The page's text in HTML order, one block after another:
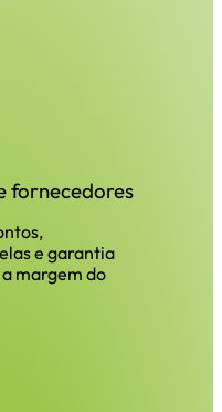
fornecedores
e garantia
margem do